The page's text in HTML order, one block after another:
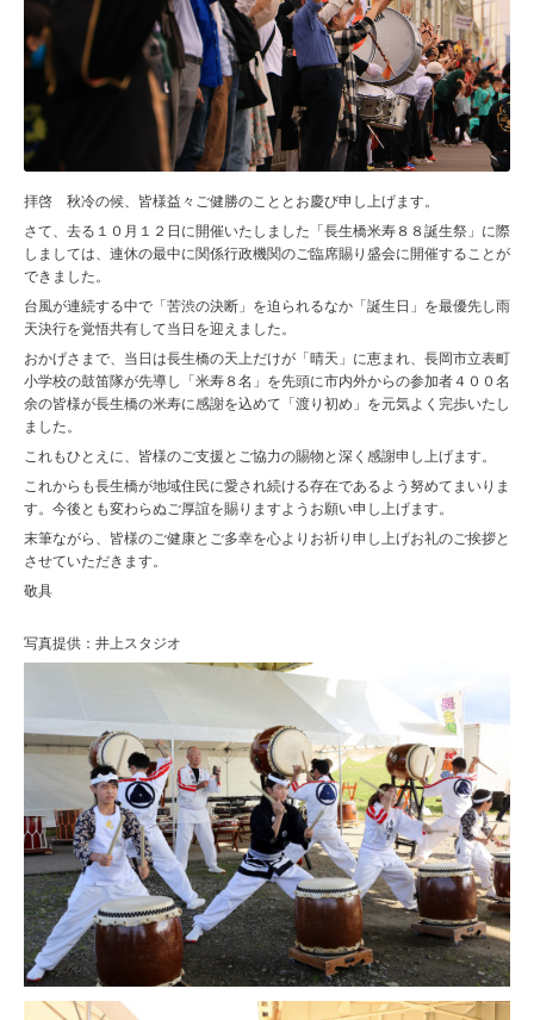
拝啓 秋冷の候、皆様益々ご健勝のこととお慶び申し上げます。
さて、去る１０月１２日に開催いたしました「長生橋米寿８８誕生祭」に際
しましては、連休の最中に関係行政機関のご臨席賜り盛会に開催することが
できました。
台風が連続する中で「苦渋の決断」を迫られるなか「誕生日」を最優先し雨
天決行を覚悟共有して当日を迎えました。
おかげさまで、当日は長生橋の天上だけが「晴天」に恵まれ、長岡市立表町
小学校の鼓笛隊が先導し「米寿８名」を先頭に市内外からの参加者４００名
余の皆様が長生橋の米寿に感謝を込めて「渡り初め」を元気よく完歩いたし
ました。
これもひとえに、皆様のご支援とご協力の賜物と深く感謝申し上げます。
これからも長生橋が地域住民に愛され続ける存在であるよう努めてまいりま
す。今後とも変わらぬご厚誼を賜りますようお願い申し上げます。
末筆ながら、皆様のご健康とご多幸を心よりお祈り申し上げお礼のご挨拶と
させていただきます。
敬具
写真提供：井上スタジオ